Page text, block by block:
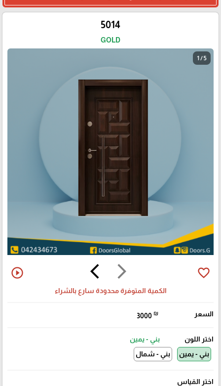
5014
GOLD
1 / 5
arrow_forward_ios
arrow_back_ios favorite_border
play_circle_outline
الكمية المتوفرة محدودة سارع بالشراء
السعر 3000 ₪
اختر اللون
بني - يمين
بني - يمين
بني - شمال
اختر القياس